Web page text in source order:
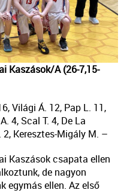
Kaszások/A (26-7,15-
Világi Á. 12, Pap L. 11,
4, Scal T. 4, De La
2, Keresztes-Migály M. –
Kaszások csapata ellen
de nagyon
egymás ellen. Az első